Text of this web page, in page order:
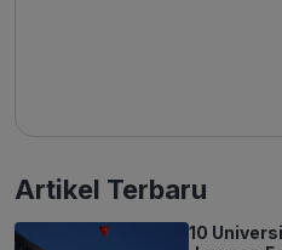
Artikel Terbaru
10